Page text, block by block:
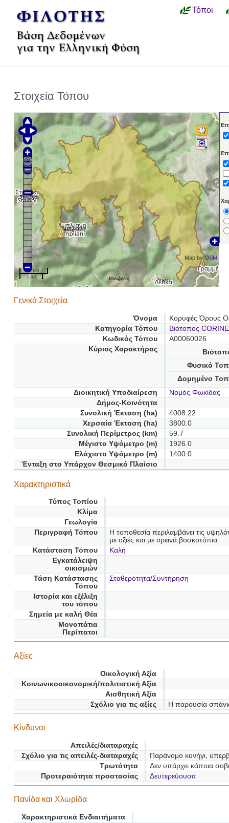
Τόποι
Στοιχεία Τόπου
Στάβλοι
'Aμπλιανη
Μανδρινή Λεύκα
Map byOSM
2 km
1 mi
Γενικά Στοιχεία
Όνομα
Κορυφές Όρους
Κατηγορία Τόπου
Βιότοπος CORINE
Κωδικός Τόπου
A00060026
Κύριος Χαρακτήρας
Φυσικό
Δομημένο
Διοικητική Υποδιαίρεση
Νομός Φωκίδας
Δήμος-Κοινότητα
Συνολική Έκταση (ha)
4008.22
Χερσαία Έκταση (ha)
3800.0
Συνολική Περίμετρος (km)
59.7
Μέγιστο Υψόμετρο (m)
1926.0
Ελάχιστο Υψόμετρο (m)
1400.0
Ένταξη στο Υπάρχον Θεσμικό Πλαίσιο
Χαρακτηριστικά
Τύπος Τοπίου
Κλίμα
Γεωλογία
Περιγραφή Τόπου
Η τοποθεσία περιλαμβάνει τις
με οξιές και με ορεινά βοσκοτόπια.
Κατάσταση Τόπου
Καλή
Εγκατάλειψη
οικισμών
Τάση Κατάστασης
Τόπου
Σταθερότητα/Συντήρηση
Ιστορία και εξέλιξη
του τόπου
Σημεία με καλή Θέα
Μονοπάτια
Περίπατοι
Αξίες
Οικολογική Αξία
Κοινωνικοοικονομική/πολιτιστική Αξία
Αισθητική Αξία
Σχόλιο για τις αξίες
Η παρουσία
Κίνδυνοι
Απειλές/διαταραχές
Σχόλιο για τις απειλές-διαταραχές
Παράνομο κυνήγι,
Τρωτότητα
Δεν υπάρχει κάποια
Προτεραιότητα προστασίας
Δευτερεύουσα
Πανίδα και Χλωρίδα
Χαρακτηριστικά Ενδιαιτήματα